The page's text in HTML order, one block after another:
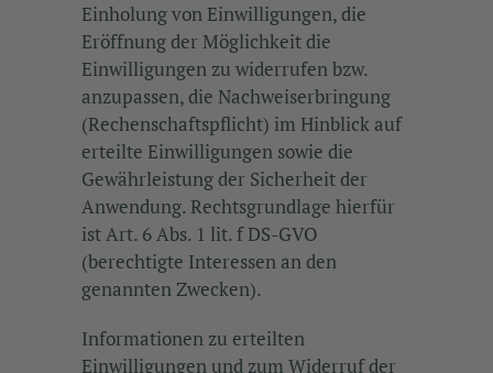
Einholung von Einwilligungen, die
Eröffnung der Möglichkeit die
Einwilligungen zu widerrufen bzw.
anzupassen, die Nachweiserbringung
(Rechenschaftspflicht) im Hinblick auf
erteilte Einwilligungen sowie die
Gewährleistung der Sicherheit der
Anwendung. Rechtsgrundlage hierfür
ist Art. 6 Abs. 1 lit. f DS-GVO
(berechtigte Interessen an den
genannten Zwecken).
Informationen zu erteilten
Einwilligungen und zum Widerruf der